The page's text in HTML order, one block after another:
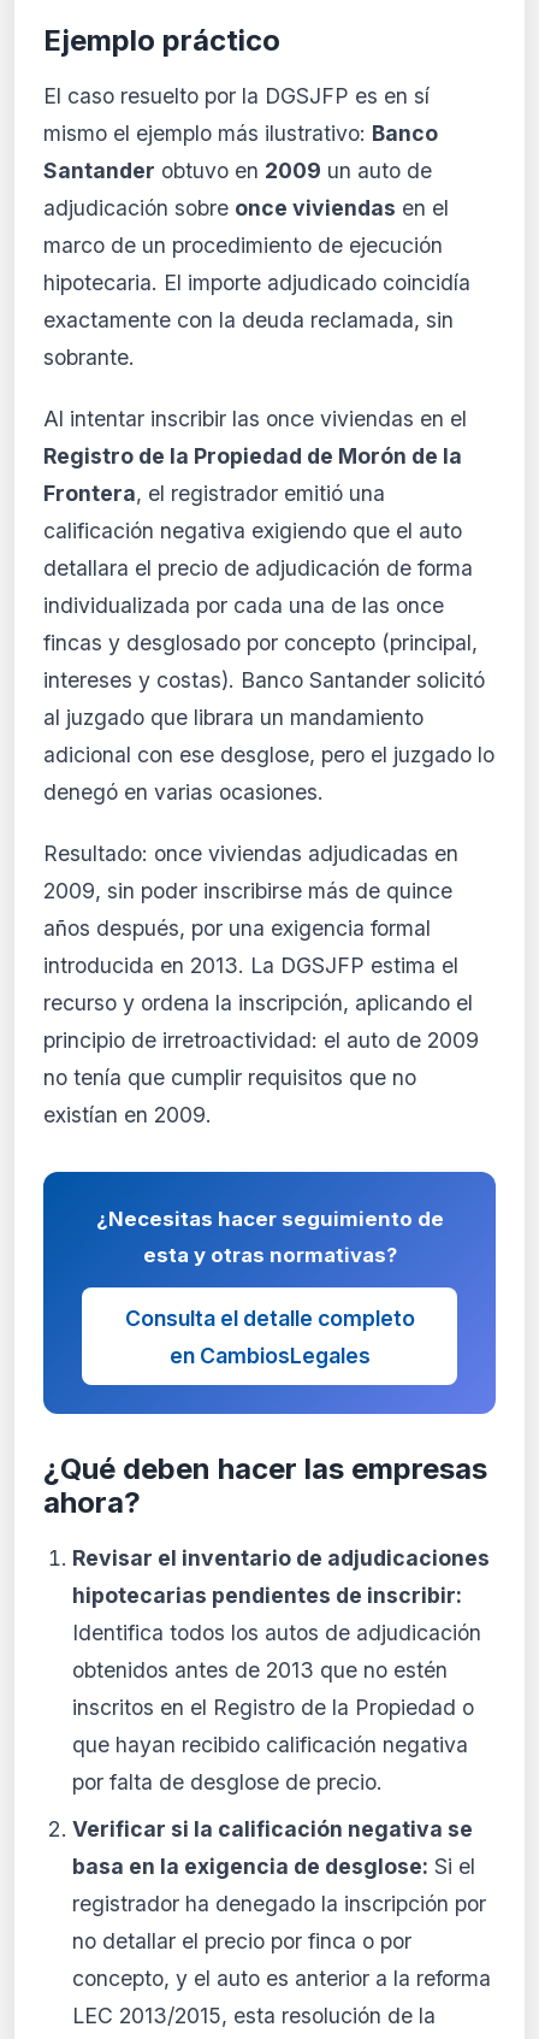
Ejemplo práctico
El caso resuelto por la DGSJFP es en sí
mismo el ejemplo más ilustrativo: Banco
Santander obtuvo en 2009 un auto de
adjudicación sobre once viviendas en el
marco de un procedimiento de ejecución
hipotecaria. El importe adjudicado coincidía
exactamente con la deuda reclamada, sin
sobrante.
Al intentar inscribir las once viviendas en el
Registro de la Propiedad de Morón de la
Frontera, el registrador emitió una
calificación negativa exigiendo que el auto
detallara el precio de adjudicación de forma
individualizada por cada una de las once
fincas y desglosado por concepto (principal,
intereses y costas). Banco Santander solicitó
al juzgado que librara un mandamiento
adicional con ese desglose, pero el juzgado lo
denegó en varias ocasiones.
Resultado: once viviendas adjudicadas en
2009, sin poder inscribirse más de quince
años después, por una exigencia formal
introducida en 2013. La DGSJFP estima el
recurso y ordena la inscripción, aplicando el
principio de irretroactividad: el auto de 2009
no tenía que cumplir requisitos que no
existían en 2009.
¿Necesitas hacer seguimiento de
esta y otras normativas?
Consulta el detalle completo
en CambiosLegales
¿Qué deben hacer las empresas
ahora?
Revisar el inventario de adjudicaciones
hipotecarias pendientes de inscribir:
Identifica todos los autos de adjudicación
obtenidos antes de 2013 que no estén
inscritos en el Registro de la Propiedad o
que hayan recibido calificación negativa
por falta de desglose de precio.
Verificar si la calificación negativa se
basa en la exigencia de desglose: Si el
registrador ha denegado la inscripción por
no detallar el precio por finca o por
concepto, y el auto es anterior a la reforma
LEC 2013/2015, esta resolución de la